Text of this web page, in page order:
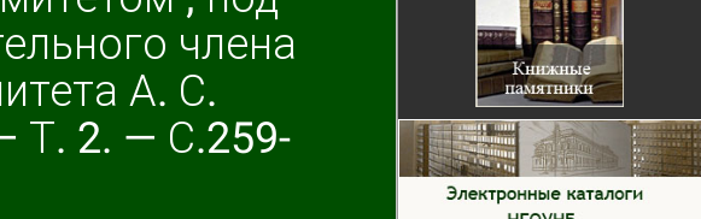
члена
А. С.
Т. 2. — С.259-